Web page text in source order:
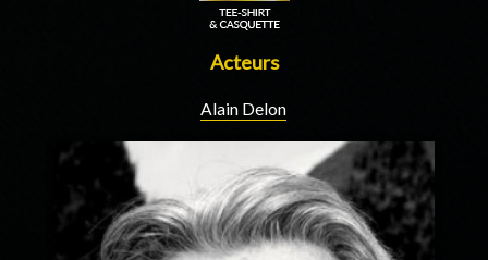
Acteurs
Alain Delon